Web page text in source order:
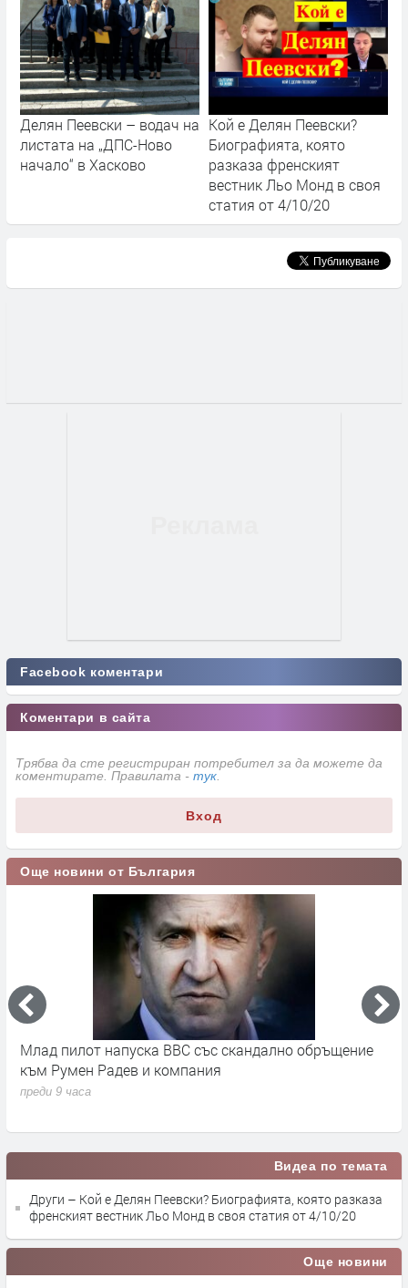
Делян Пеевски – водач на
листата на „ДПС-Ново
начало“ в Хасково
Кой е Делян Пеевски?
Биографията, която
разказа френският
вестник Льо Монд в своя
статия от 4/10/20
Facebook коментари
Коментари в сайта
Трябва да сте регистриран потребител за да можете да
коментирате. Правилата - тук
Вход
Още новини от България
Млад пилот напуска ВВС със скандално обръщение
към Румен Радев и компания
преди 9 часа
Видеа по темата
Други – Кой е Делян Пеевски? Биографията, която разказа
френският вестник Льо Монд в своя статия от 4/10/20
Още новини